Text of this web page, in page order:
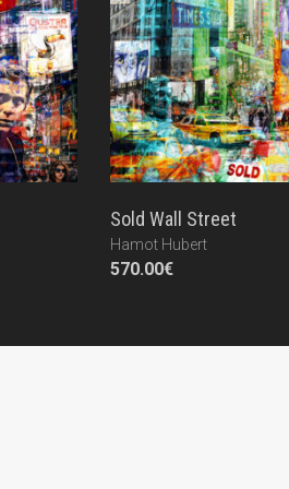
Sold Wall Street
Hamot Hubert
570.00€